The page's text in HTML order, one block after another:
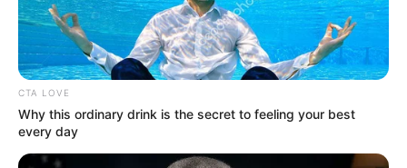
CTA LOVE
Why this ordinary drink is the secret to feeling your best
every day